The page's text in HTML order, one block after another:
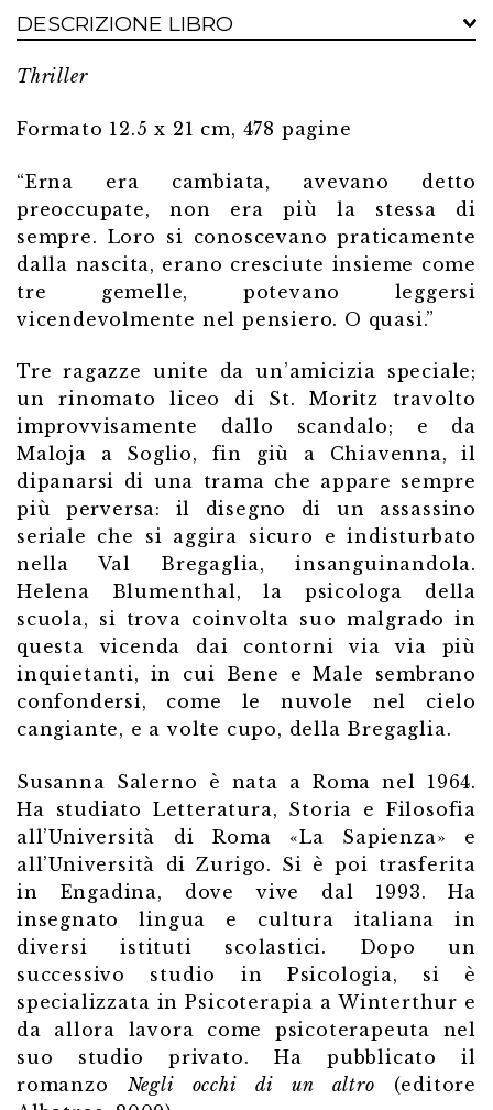
DESCRIZIONE LIBRO
Thriller
Formato 12.5 x 21 cm, 478 pagine
“Erna era cambiata, avevano detto
preoccupate, non era più la stessa di
sempre. Loro si conoscevano praticamente
dalla nascita, erano cresciute insieme come
tre gemelle, potevano leggersi
vicendevolmente nel pensiero. O quasi.”
Tre ragazze unite da un’amicizia speciale;
un rinomato liceo di St. Moritz travolto
improvvisamente dallo scandalo; e da
Maloja a Soglio, fin giù a Chiavenna, il
dipanarsi di una trama che appare sempre
più perversa: il disegno di un assassino
seriale che si aggira sicuro e indisturbato
nella Val Bregaglia, insanguinandola.
Helena Blumenthal, la psicologa della
scuola, si trova coinvolta suo malgrado in
questa vicenda dai contorni via via più
inquietanti, in cui Bene e Male sembrano
confondersi, come le nuvole nel cielo
cangiante, e a volte cupo, della Bregaglia.
Susanna Salerno è nata a Roma nel 1964.
Ha studiato Letteratura, Storia e Filosofia
all’Università di Roma «La Sapienza» e
all’Università di Zurigo. Si è poi trasferita
in Engadina, dove vive dal 1993. Ha
insegnato lingua e cultura italiana in
diversi istituti scolastici. Dopo un
successivo studio in Psicologia, si è
specializzata in Psicoterapia a Winterthur e
da allora lavora come psicoterapeuta nel
suo studio privato. Ha pubblicato il
romanzo Negli occhi di un altro (editore